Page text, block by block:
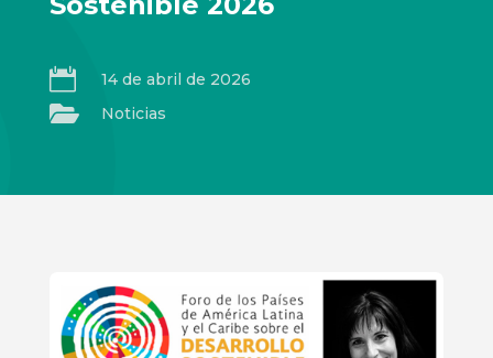
 14 de abril de 2026
 Noticias